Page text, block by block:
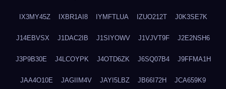
IX3MY45Z IXBR1AI8 IYMFTLUA IZUO212T J0K3SE7K
J14EBVSX J1DAC2IB J1SIYOWV J1VJVT9F J2E2NSH6
J3P9B30E J4LCOYPK J4OTD6ZK J6SQ07B4 J9FFMA1H
JAA4O10E JAGIIM4V JAYI5LBZ JB66I72H JCA659K9